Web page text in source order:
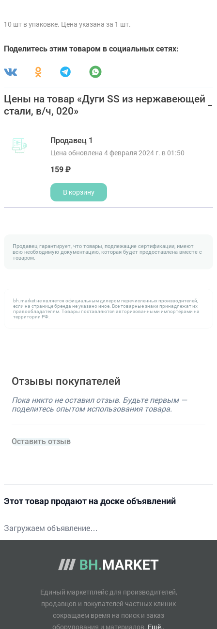
10 шт в упаковке. Цена указана за 1 шт.
Поделитесь этим товаром в социальных сетях:
Цены на товар «Дуги SS из нержавеющей
стали, в/ч, 020»
Продавец 1
Цена обновлена 4 февраля 2024 г. в 01:50
159 ₽
В корзину
Продавец гарантирует, что товары, подлежащие сертификации, имеют
всю необходимую документацию, которая будет предоставлена вместе с
товаром.
bh.market не является официальным дилером перечисленных производителей,
если на странице бренда не указано иное. Все товарные знаки принадлежат их
правообладателям. Товары поставляются авторизованными импортёрами на
территории РФ.
Отзывы покупателей
Пока никто не оставил отзыв. Будьте первым —
поделитесь опытом использования товара.
Оставить отзыв
Этот товар продают на доске объявлений
Загружаем объявление…
Единый маркетплейс для производителей,
продавцов и покупателей частных клиник
сокращаем время на поиск и заказ
оборудования и материалов. Ещё..